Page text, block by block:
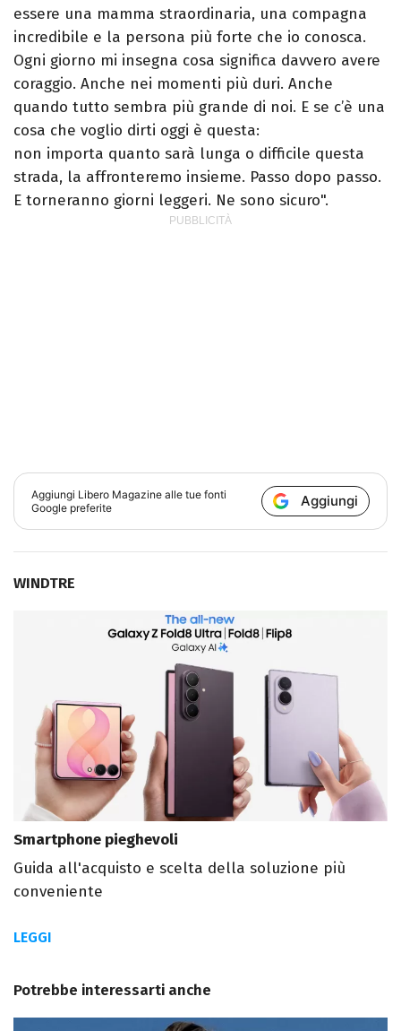
essere una mamma straordinaria, una compagna
incredibile e la persona più forte che io conosca.
Ogni giorno mi insegna cosa significa davvero avere
coraggio. Anche nei momenti più duri. Anche
quando tutto sembra più grande di noi. E se c’è una
cosa che voglio dirti oggi è questa:
non importa quanto sarà lunga o difficile questa
strada, la affronteremo insieme. Passo dopo passo.
E torneranno giorni leggeri. Ne sono sicuro".
Aggiungi Libero Magazine alle tue fonti
Google preferite
Aggiungi
WINDTRE
Smartphone pieghevoli
Guida all'acquisto e scelta della soluzione più
conveniente
LEGGI
Potrebbe interessarti anche